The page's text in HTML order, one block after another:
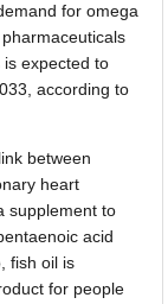
for omega
expected to
according to
between
heart
supplement to
acid
fish oil is
for people